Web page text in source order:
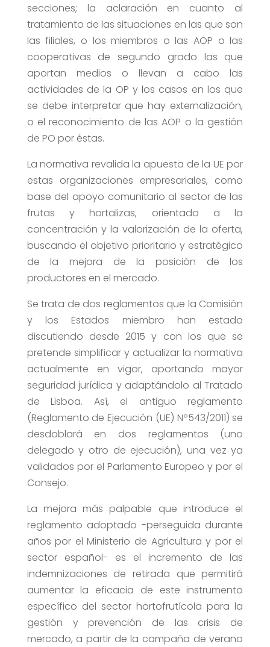
secciones; la aclaración en cuanto al
tratamiento de las situaciones en las que son
las filiales, o los miembros o las AOP o las
cooperativas de segundo grado las que
aportan medios o llevan a cabo las
actividades de la OP y los casos en los que
se debe interpretar que hay externalización,
o el reconocimiento de las AOP o la gestión
de PO por éstas.
La normativa revalida la apuesta de la UE por
estas organizaciones empresariales, como
base del apoyo comunitario al sector de las
frutas y hortalizas, orientado a la
concentración y la valorización de la oferta,
buscando el objetivo prioritario y estratégico
de la mejora de la posición de los
productores en el mercado.
Se trata de dos reglamentos que la Comisión
y los Estados miembro han estado
discutiendo desde 2015 y con los que se
pretende simplificar y actualizar la normativa
actualmente en vigor, aportando mayor
seguridad jurídica y adaptándolo al Tratado
de Lisboa. Así, el antiguo reglamento
(Reglamento de Ejecución (UE) Nº543/2011) se
desdoblará en dos reglamentos (uno
delegado y otro de ejecución), una vez ya
validados por el Parlamento Europeo y por el
Consejo.
La mejora más palpable que introduce el
reglamento adoptado -perseguida durante
años por el Ministerio de Agricultura y por el
sector español- es el incremento de las
indemnizaciones de retirada que permitirá
aumentar la eficacia de este instrumento
específico del sector hortofrutícola para la
gestión y prevención de las crisis de
mercado, a partir de la campaña de verano